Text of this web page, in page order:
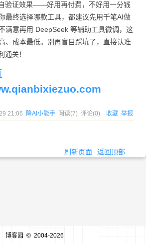
验证效果——好用再付费，不好用一分钱
最终选择哪款工具，都建议先用千笔AI做
满意再用 DeepSeek 等辅助工具微调，这
、成本最低。别再盲目踩坑了，直接认准
通关！
21:06 降AI小能手 阅读(7) 评论(0) 收藏 举报
刷新页面 返回顶部
博客园 © 2004-2026